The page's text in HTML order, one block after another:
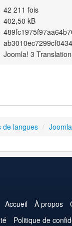
42 211 fois
402,50 kB
Joomla! 3
de langues /
Accueil À propos
Politique de